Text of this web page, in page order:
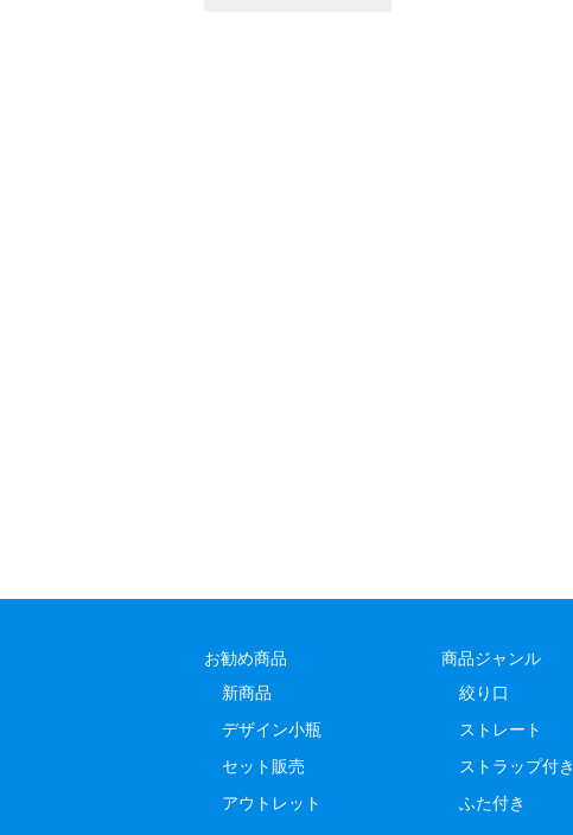
お勧め商品
新商品
デザイン小瓶
セット販売
アウトレット
商品ジャンル
絞り口
ストレート
ストラップ付き
ふた付き